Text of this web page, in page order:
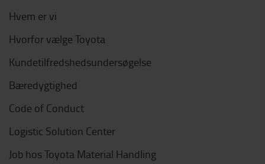
Hvem er vi
Hvorfor vælge Toyota
Kundetilfredshedsundersøgelse
Bæredygtighed
Code of Conduct
Logistic Solution Center
Job hos Toyota Material Handling